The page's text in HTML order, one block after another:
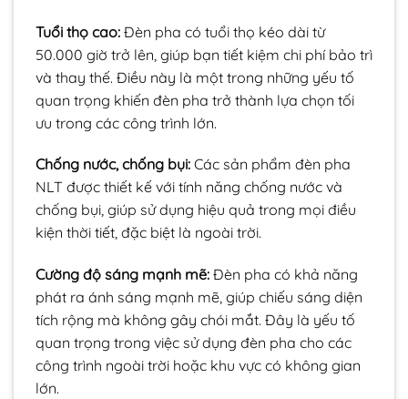
Tuổi thọ cao: Đèn pha có tuổi thọ kéo dài từ
50.000 giờ trở lên, giúp bạn tiết kiệm chi phí bảo trì
và thay thế. Điều này là một trong những yếu tố
quan trọng khiến đèn pha trở thành lựa chọn tối
ưu trong các công trình lớn.
Chống nước, chống bụi: Các sản phẩm đèn pha
NLT được thiết kế với tính năng chống nước và
chống bụi, giúp sử dụng hiệu quả trong mọi điều
kiện thời tiết, đặc biệt là ngoài trời.
Cường độ sáng mạnh mẽ: Đèn pha có khả năng
phát ra ánh sáng mạnh mẽ, giúp chiếu sáng diện
tích rộng mà không gây chói mắt. Đây là yếu tố
quan trọng trong việc sử dụng đèn pha cho các
công trình ngoài trời hoặc khu vực có không gian
lớn.